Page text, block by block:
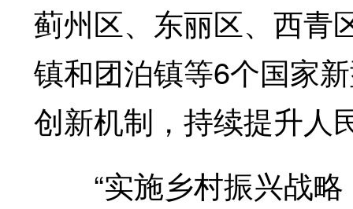
蓟州区、东丽区、西青
镇和团泊镇等6个国家
创新机制，持续提升人
“实施乡村振兴战略